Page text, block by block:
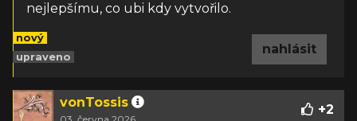
nejlepšímu, co ubi kdy vytvořilo.
nový
upraveno
nahlásit
vonTossis +2